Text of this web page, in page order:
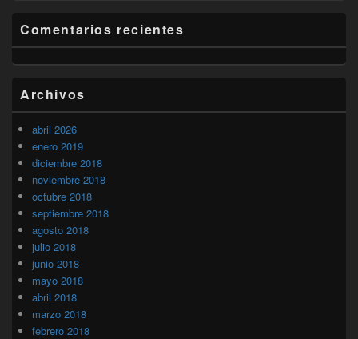
Comentarios recientes
Archivos
abril 2026
enero 2019
diciembre 2018
noviembre 2018
octubre 2018
septiembre 2018
agosto 2018
julio 2018
junio 2018
mayo 2018
abril 2018
marzo 2018
febrero 2018